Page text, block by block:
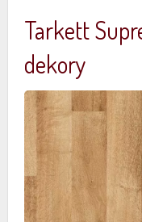
Tarkett
dekory